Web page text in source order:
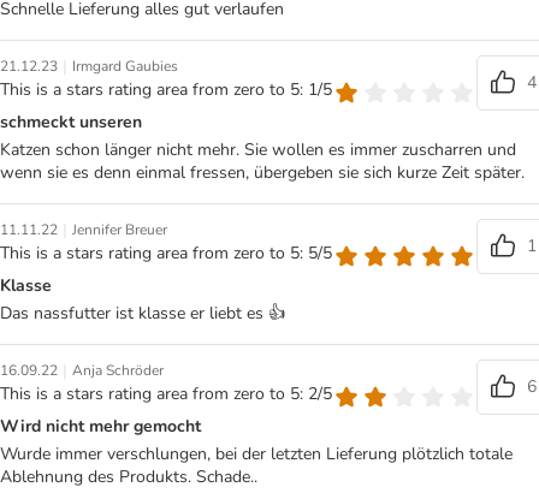
Schnelle Lieferung alles gut verlaufen
21.12.23 | Irmgard Gaubies
This is a stars rating area from zero to 5: 1/5
4
schmeckt unseren
Katzen schon länger nicht mehr. Sie wollen es immer zuscharren und
wenn sie es denn einmal fressen, übergeben sie sich kurze Zeit später.
11.11.22 | Jennifer Breuer
This is a stars rating area from zero to 5: 5/5
1
Klasse
Das nassfutter ist klasse er liebt es 👍
16.09.22 | Anja Schröder
This is a stars rating area from zero to 5: 2/5
6
Wird nicht mehr gemocht
Wurde immer verschlungen, bei der letzten Lieferung plötzlich totale
Ablehnung des Produkts. Schade..